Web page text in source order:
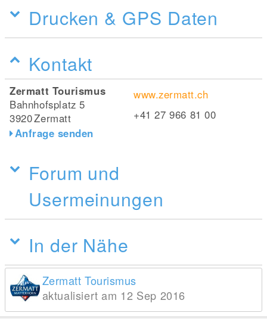
Drucken & GPS Daten
Kontakt
Zermatt Tourismus
Bahnhofsplatz 5
3920Zermatt
Anfrage senden
www.zermatt.ch
+41 27 966 81 00
Forum und
Usermeinungen
In der Nähe
Zermatt Tourismus
aktualisiert am 12 Sep 2016